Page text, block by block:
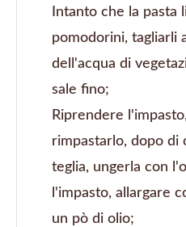
Intanto che la pasta
pomodorini, tagliarli
dell'acqua di
sale fino;
Riprendere
rimpastarlo, dopo di
teglia, ungerla con
l'impasto, allargare
un pò di olio;